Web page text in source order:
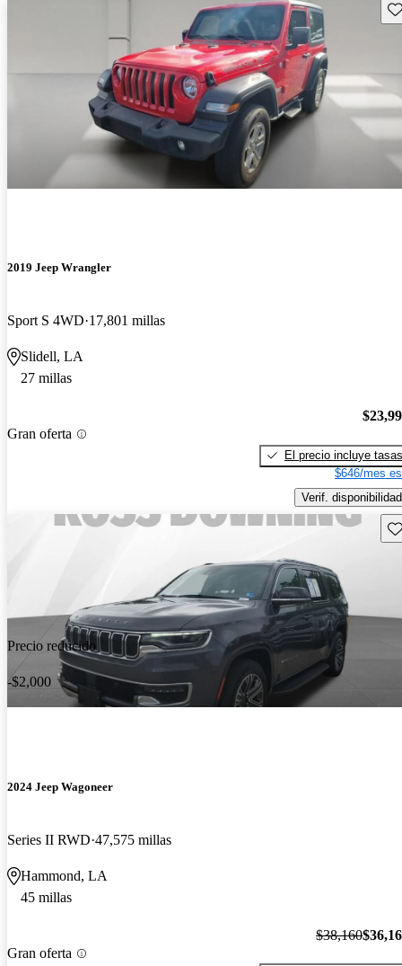
2019 Jeep Wrangler
Sport S 4WD 17,801 millas
Slidell, LA
27 millas
Gran oferta
El precio incluye tasas
$646/mes
Verif. disponibilidad
Precio reducido
-$2,000
2024 Jeep Wagoneer
Series II RWD 47,575 millas
Hammond, LA
45 millas
Gran oferta
$38,160